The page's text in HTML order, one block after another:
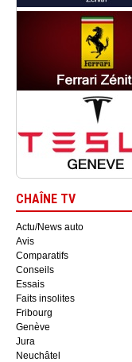
CHAÎNE TV
Actu/News auto
Avis
Comparatifs
Conseils
Essais
Faits insolites
Fribourg
Genève
Jura
Neuchâtel